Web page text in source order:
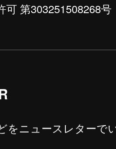
可 第303251508268号
をニュースレターで